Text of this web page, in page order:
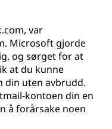
var
Microsoft gjorde
og sørget for at
at du kunne
din uten avbrudd.
kontoen din en
å forårsake noen